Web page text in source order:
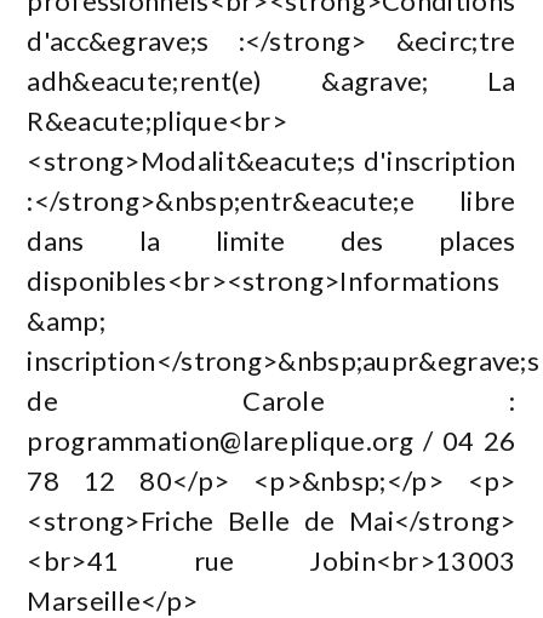
d'acc&egrave;s :</strong> &ecirc;tre
adh&eacute;rent(e) &agrave; La
R&eacute;plique<br>
<strong>Modalit&eacute;s d'inscription
:</strong>&nbsp;entr&eacute;e libre
dans la limite des places
disponibles<br><strong>Informations
&amp;
inscription</strong>&nbsp;aupr&egrave;s
de Carole :
programmation@lareplique.org / 04 26
78 12 80</p> <p>&nbsp;</p> <p>
<strong>Friche Belle de Mai</strong>
<br>41 rue Jobin<br>13003
Marseille</p>